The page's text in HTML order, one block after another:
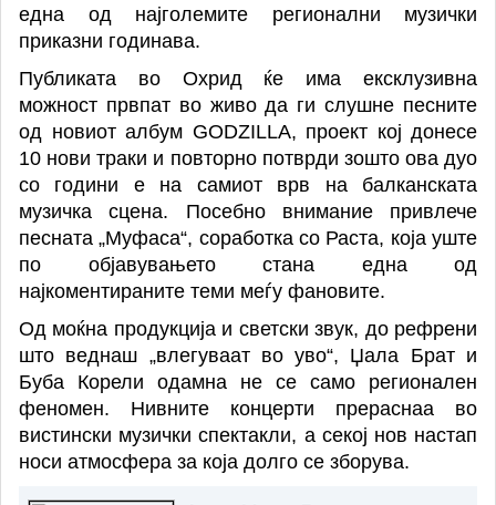
една од најголемите регионални музички
приказни годинава.
Публиката во Охрид ќе има ексклузивна
можност првпат во живо да ги слушне песните
од новиот албум GODZILLA, проект кој донесе
10 нови траки и повторно потврди зошто ова дуо
со години е на самиот врв на балканската
музичка сцена. Посебно внимание привлече
песната „Муфаса“, соработка со Раста, која уште
по објавувањето стана една од
најкоментираните теми меѓу фановите.
Од моќна продукција и светски звук, до рефрени
што веднаш „влегуваат во уво“, Џала Брат и
Буба Корели одамна не се само регионален
феномен. Нивните концерти прераснаа во
вистински музички спектакли, а секој нов настап
носи атмосфера за која долго се зборува.